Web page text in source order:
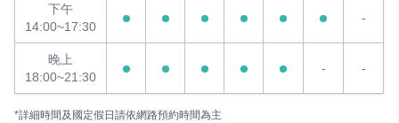
下午
14:00~17:30
-
晚上
18:00~21:30
- -
*詳細時間及國定假日請依網路預約時間為主